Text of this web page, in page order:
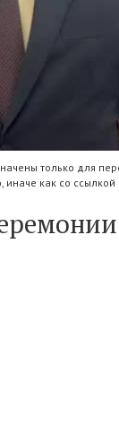
только для
как со ссылкой